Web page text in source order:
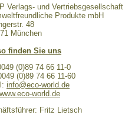
Verlags- und Vertriebsgesellschaft
Produkte mbH
48
München
finden Sie uns
(0)89 74 66 11-0
(0)89 74 66 11-60
info@eco-world.de
www.eco-world.de
Fritz Lietsch